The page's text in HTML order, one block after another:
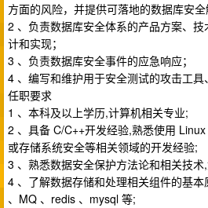
方面的风险，并提供可落地的数据库安全
2 、负责数据库安全体系的产品方案、
计和实现；
3 、负责数据库安全事件的应急响应；
4 、编写和维护用于安全测试的攻击工具
任职要求
1 、本科及以上学历,计算机相关专业;
2 、具备 C/C++开发经验,熟悉使用
或存储系统安全等相关领域的开发经验;
3 、熟悉数据安全保护方法论和相关技
4 、了解数据存储和处理相关组件的基
、MQ 、redis 、mysql 等;